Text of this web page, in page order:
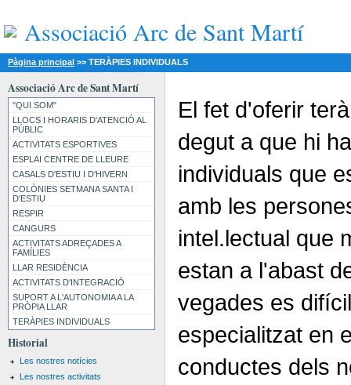
Associació Arc de Sant Martí
Pàgina principal >> TERÀPIES INDIVIDUALS
Associació Arc de Sant Martí
"QUI SOM"
LLOCS I HORARIS D'ATENCIÓ AL
PÚBLIC
ACTIVITATS ESPORTIVES
ESPLAI CENTRE DE LLEURE
CASALS D'ESTIU I D'HIVERN
COLÒNIES SETMANA SANTA I
D'ESTIU
RESPIR
CANGURS
ACTIVITATS ADREÇADES A
FAMÍLIES
LLAR RESIDÈNCIA
ACTIVITATS D'INTEGRACIÓ
SUPORT A L'AUTONOMIA A LA
PRÒPIA LLAR
TERÀPIES INDIVIDUALS
Historial
Les nostres notícies
Les nostres activitats
El fet d'oferir
degut a que hi
individuals que
amb les
intel.lectual que
estan a l'abast
vegades es
especialitzat en
conductes dels